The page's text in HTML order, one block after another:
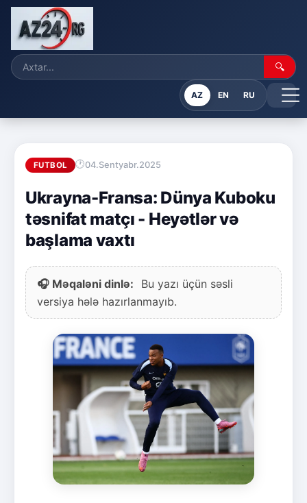
🔍
AZ EN RU
FUTBOL 04.Sentyabr.2025
Ukrayna-Fransa: Dünya Kuboku
təsnifat matçı - Heyətlər və
başlama vaxtı
🎧 Məqaləni dinlə:
Bu yazı üçün səsli
versiya hələ hazırlanmayıb.